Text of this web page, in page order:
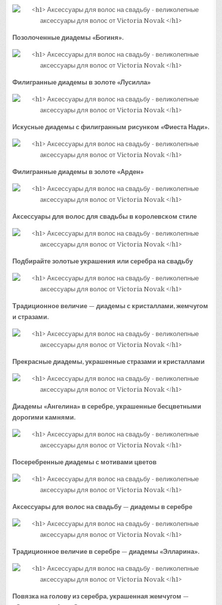
Позолоченные диадемы «Богиня».
Филигранные диадемы в золоте «Лусилла»
Искусные диадемы с филигранным рисунком «Фиеста Нади».
Филигранные диадемы в золоте «Арден»
Аксессуары для волос для свадьбы в королевском стиле
Подбирайте золотые украшения или серебра на свадьбу
Традиционное величие — диадемы с кристаллами, жемчугом
и стразами.
Прекрасные диадемы, украшенные стразами и кристаллами
Диадемы «Ангелина» в серебре, украшенные бесцветными
дорогими камнями.
Посеребренные диадемы с мотивами цветов
Аксессуары для волос на свадьбу — диадемы в серебре
Традиционное величие в серебре — диадемы «Элларина».
Повязка на голову из серебра, украшенная жемчугом —